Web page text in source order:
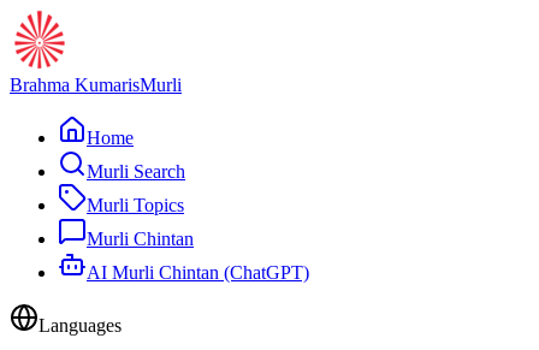
Brahma KumarisMurli
Home
Murli Search
Murli Topics
Murli Chintan
AI Murli Chintan (ChatGPT)
Languages